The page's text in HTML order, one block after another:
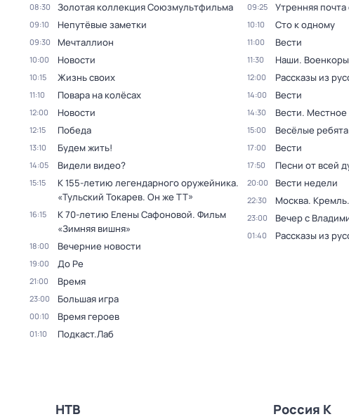
08:30 Золотая коллекция Союзмультфильма
09:10 Непутёвые заметки
09:30 Мечталлион
10:00 Новости
10:15 Жизнь своих
11:10 Повара на колёсах
12:00 Новости
12:15 Победа
13:10 Будем жить!
14:05 Видели видео?
15:15
К 155-летию легендарного оружейника.
«Тульский Токарев. Он же ТТ»
16:15
К 70-летию Елены Сафоновой. Фильм
«Зимняя вишня»
18:00 Вечерние новости
19:00 До Ре
21:00 Время
23:00 Большая игра
00:10 Время героев
01:10 Подкаст.Лаб
09:25 Утренняя
10:10 Сто к одному
11:00 Вести
11:30 Наши. Военкоры
12:00 Рассказы из
14:00 Вести
14:30 Вести.
15:00 Весёлые ребята
17:00 Вести
17:50 Песни от всей
20:00 Вести недели
22:30 Москва.
23:00 Вечер с
01:40 Рассказы из
НТВ Россия К